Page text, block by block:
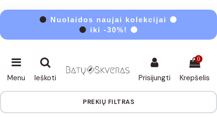
⚫ Nuolaidos naujai kolekcijai ⚫
⚫ iki -30%! ⚫
Menu Ieškoti Prisijungti
0
Krepšelis
PREKIŲ FILTRAS